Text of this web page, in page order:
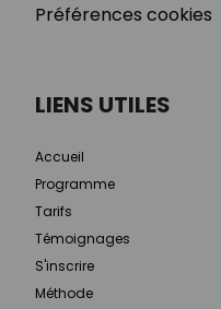
Préférences cookies
LIENS UTILES
Accueil
Programme
Tarifs
Témoignages
S'inscrire
Méthode